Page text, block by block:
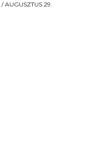
/AUGUSZTUS 29.